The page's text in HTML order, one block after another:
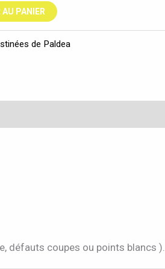
PANIER
de Paldea
défauts coupes ou points blancs ).